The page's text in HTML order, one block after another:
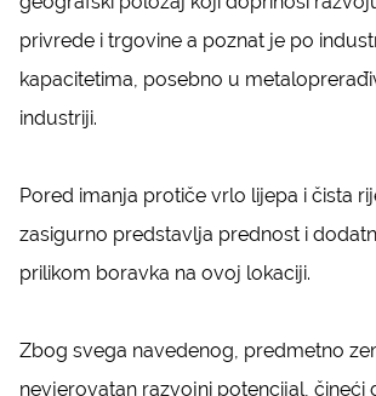
privrede i trgovine a poznat je po
kapacitetima, posebno u
industriji.
Pored imanja protiče vrlo lijepa i čista
zasigurno predstavlja prednost i
prilikom boravka na ovoj lokaciji.
Zbog svega navedenog, predmetno
nevjerovatan razvojni potencijal, čineći